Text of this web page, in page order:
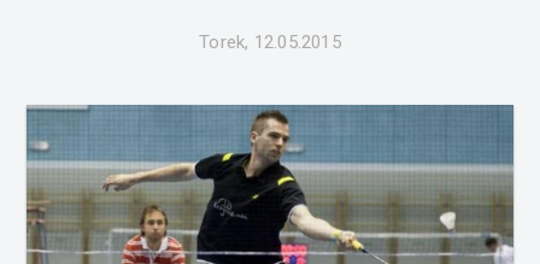
Torek, 12.05.2015